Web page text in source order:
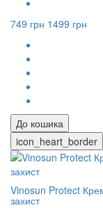
749 грн 1499 грн
До кошика
icon_heart_border
Vinosun Protect
захист